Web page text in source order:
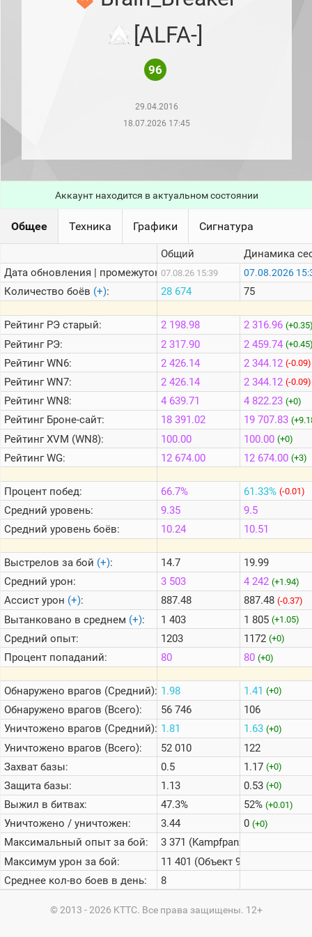
последние
сессии)
Онлайн
Цветовая
Теlegram
ВК
Портал
Мира
Танков
[ALFA-]
96
29.04.2016
18.07.2026 17:45
Аккаунт находится в актуальном состоянии
Общее Техника Графики Сигнатура
Дата обновления | промежуток:
Количество боёв (+):
РейтингРЭ старый:
РейтингРЭ:
РейтингWN6:
РейтингWN7:
РейтингWN8:
РейтингБроне-сайт:
РейтингXVM (WN8):
РейтингWG:
Процент побед:
Средний уровень:
Средний уровень боёв:
Выстрелов за бой (+):
Средний урон:
Ассист урон (+):
Вытанковано в среднем (+):
Средний опыт:
Процент попаданий:
Обнаружено врагов (Средний):
Обнаружено врагов (Всего):
Уничтожено врагов (Средний):
Уничтожено врагов (Всего):
Захват базы:
Защита базы:
Выжил в битвах:
Уничтожено / уничтожен:
Максимальный опыт за бой:
Максимум урон за бой:
Среднее кол-во боев в день:
Общий
07.08.26 15:39
28 674
2 198.98
2 317.90
2 426.14
2 426.14
4 639.71
18 391.02
100.00
12 674.00
66.7%
9.35
10.24
14.7
3 503
887.48
1 403
1203
80
1.98
56 746
1.81
52 010
0.5
1.13
47.3%
3.44
3 371 (Kampfpanzer 07 RH)
11 401 (Объект 907)
8
Динамика
07.08.2026
75
2 316.96
2 459.74
2 344.12 (-0.09)
2 344.12 (-0.09)
4 822.23 (+0)
19 707.83
100.00 (+0)
12 674.00 (+3)
61.33% (-0.01)
9.5
10.51
19.99
4 242 (+1.94)
887.48 (-0.37)
1 805 (+1.05)
1172 (+0)
80 (+0)
1.41 (+0)
106
1.63 (+0)
122
1.17 (+0)
0.53 (+0)
52% (+0.01)
0 (+0)
© 2013 - 2026 KTTC. Все права защищены. 12+